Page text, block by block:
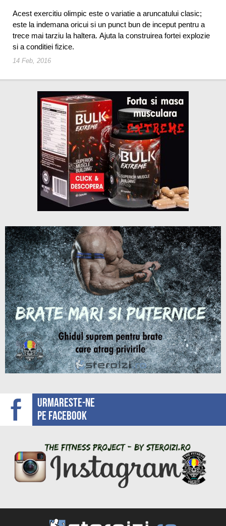
Acest exercitiu olimpic este o variatie a aruncatului clasic;
este la indemana oricui si un punct bun de inceput pentru a
trece mai tarziu la haltera. Ajuta la construirea fortei explozie
si a conditiei fizice.
14 Feb, 2016
Urmareste-ne
pe facebook